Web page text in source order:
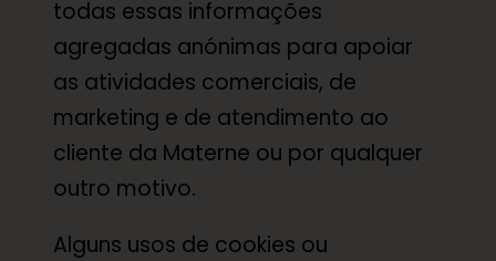
todas essas informações
agregadas anónimas para apoiar
as atividades comerciais, de
marketing e de atendimento ao
cliente da Materne ou por qualquer
outro motivo.
Alguns usos de cookies ou